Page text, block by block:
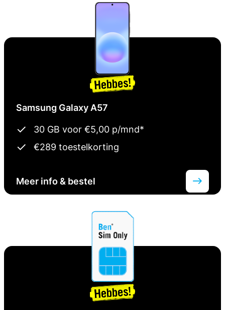
Samsung Galaxy A57
30 GB voor €5,00 p/mnd*
€289 toestelkorting
Meer info & bestel